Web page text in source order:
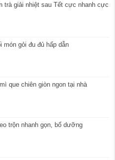
trà giải nhiệt sau Tết cực nhanh cực
món gỏi đu đủ hấp dẫn
que chiên giòn ngon tại nhà
trộn nhanh gọn, bổ dưỡng